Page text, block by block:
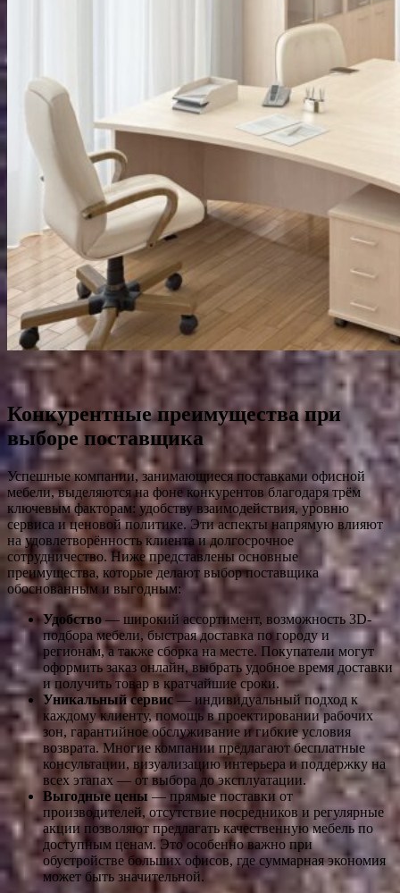
Конкурентные преимущества при
выборе поставщика
Успешные компании, занимающиеся поставками офисной
мебели, выделяются на фоне конкурентов благодаря трём
ключевым факторам: удобству взаимодействия, уровню
сервиса и ценовой политике. Эти аспекты напрямую влияют
на удовлетворённость клиента и долгосрочное
сотрудничество. Ниже представлены основные
преимущества, которые делают выбор поставщика
обоснованным и выгодным:
Удобство — широкий ассортимент, возможность 3D-
подбора мебели, быстрая доставка по городу и
регионам, а также сборка на месте. Покупатели могут
оформить заказ онлайн, выбрать удобное время доставки
и получить товар в кратчайшие сроки.
Уникальный сервис — индивидуальный подход к
каждому клиенту, помощь в проектировании рабочих
зон, гарантийное обслуживание и гибкие условия
возврата. Многие компании предлагают бесплатные
консультации, визуализацию интерьера и поддержку на
всех этапах — от выбора до эксплуатации.
Выгодные цены — прямые поставки от
производителей, отсутствие посредников и регулярные
акции позволяют предлагать качественную мебель по
доступным ценам. Это особенно важно при
обустройстве больших офисов, где суммарная экономия
может быть значительной.